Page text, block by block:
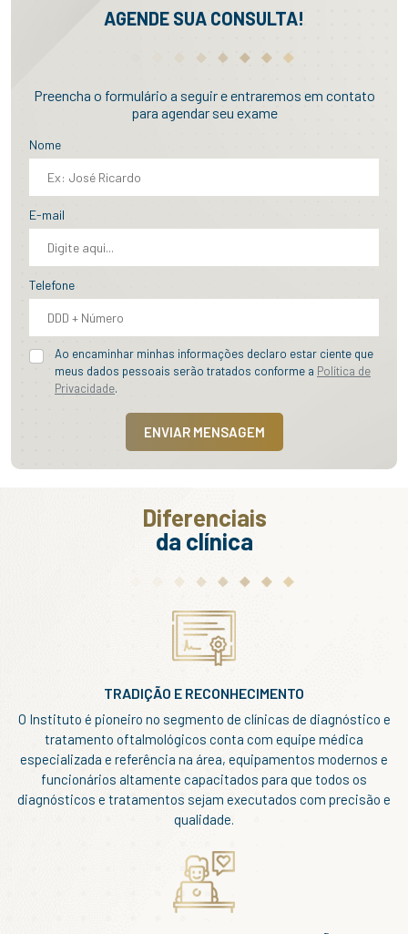
AGENDE SUA CONSULTA!
Preencha o formulário a seguir e entraremos em contato
para agendar seu exame
Nome
E-mail
Telefone
Ao encaminhar minhas informações declaro estar ciente que
meus dados pessoais serão tratados conforme a Política de
Privacidade.
ENVIAR MENSAGEM
Diferenciais
da clínica
TRADIÇÃO E RECONHECIMENTO
O Instituto é pioneiro no segmento de clínicas de diagnóstico e
tratamento oftalmológicos conta com equipe médica
especializada e referência na área, equipamentos modernos e
funcionários altamente capacitados para que todos os
diagnósticos e tratamentos sejam executados com precisão e
qualidade.